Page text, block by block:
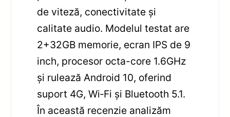
de viteză, conectivitate și
calitate audio. Modelul testat are
2+32GB memorie, ecran IPS de 9
inch, procesor octa-core 1.6GHz
și rulează Android 10, oferind
suport 4G, Wi‑Fi și Bluetooth 5.1.
În această recenzie analizăm